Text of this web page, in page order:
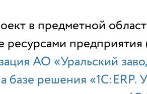
в предметной
ресурсами предприятия
АО «Уральский
базе решения «1С:ERP.